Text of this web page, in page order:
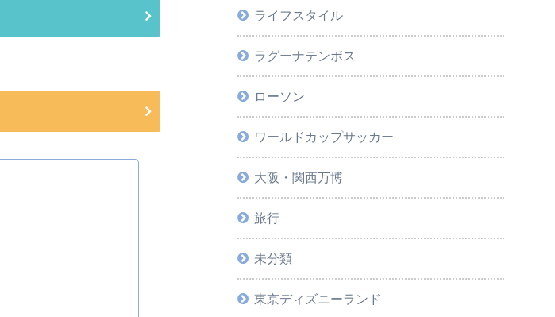
ライフスタイル
ラグーナテンボス
ローソン
ワールドカップサッカー
大阪・関西万博
旅行
未分類
東京ディズニーランド